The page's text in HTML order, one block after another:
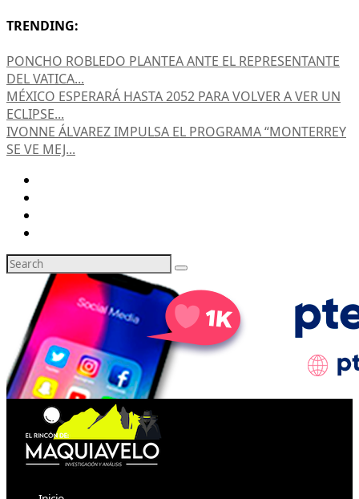
TRENDING:
PONCHO ROBLEDO PLANTEA ANTE EL REPRESENTANTE
DEL VATICA...
MÉXICO ESPERARÁ HASTA 2052 PARA VOLVER A VER UN
ECLIPSE...
IVONNE ÁLVAREZ IMPULSA EL PROGRAMA “MONTERREY
SE VE MEJ...